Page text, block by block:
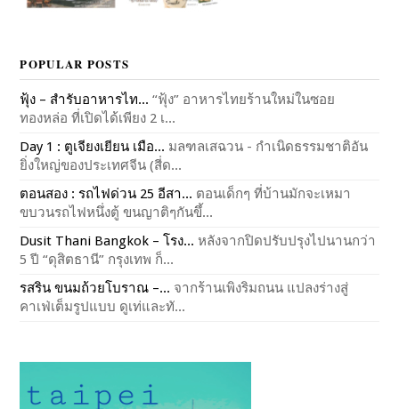
POPULAR POSTS
ฟุ้ง – สำรับอาหารไท... “ฟุ้ง” อาหารไทยร้านใหม่ในซอย
ทองหล่อ ที่เปิดได้เพียง 2 เ...
Day 1 : ตูเจียงเยียน เมือ... มลฑลเสฉวน - กำเนิดธรรมชาติอัน
ยิ่งใหญ่ของประเทศจีน (สี่ด...
ตอนสอง : รถไฟด่วน 25 อีสา... ตอนเด็กๆ ที่บ้านมักจะเหมา
ขบวนรถไฟหนึ่งตู้ ขนญาติๆกันขึ้...
Dusit Thani Bangkok – โรง... หลังจากปิดปรับปรุงไปนานกว่า
5 ปี “ดุสิตธานี” กรุงเทพ ก็...
รสริน ขนมถ้วยโบราณ –... จากร้านเพิงริมถนน แปลงร่างสู่
คาเฟ่เต็มรูปแบบ ดูเท่และทั...